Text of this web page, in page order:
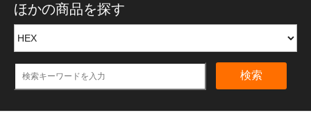
ほかの商品を探す
検索